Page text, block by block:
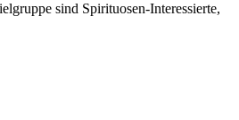
sind Spirituosen-Interessierte,